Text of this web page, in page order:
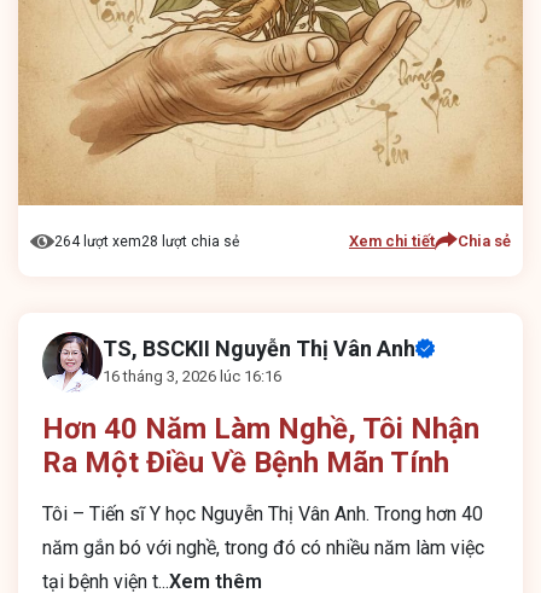
264 lượt xem28 lượt chia sẻ Xem chi tiết Chia sẻ
TS, BSCKII Nguyễn Thị Vân Anh
16 tháng 3, 2026 lúc 16:16
Hơn 40 Năm Làm Nghề, Tôi Nhận
Ra Một Điều Về Bệnh Mãn Tính
Tôi – Tiến sĩ Y học Nguyễn Thị Vân Anh. Trong hơn 40
năm gắn bó với nghề, trong đó có nhiều năm làm việc
tại bệnh viện t...Xem thêm